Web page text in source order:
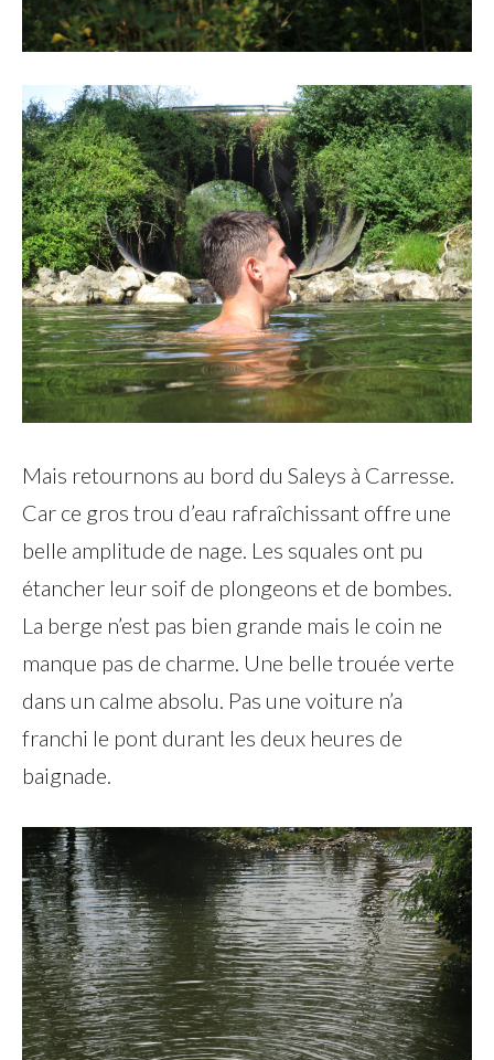
Mais retournons au bord du Saleys à Carresse.
Car ce gros trou d’eau rafraîchissant offre une
belle amplitude de nage. Les squales ont pu
étancher leur soif de plongeons et de bombes.
La berge n’est pas bien grande mais le coin ne
manque pas de charme. Une belle trouée verte
dans un calme absolu. Pas une voiture n’a
franchi le pont durant les deux heures de
baignade.